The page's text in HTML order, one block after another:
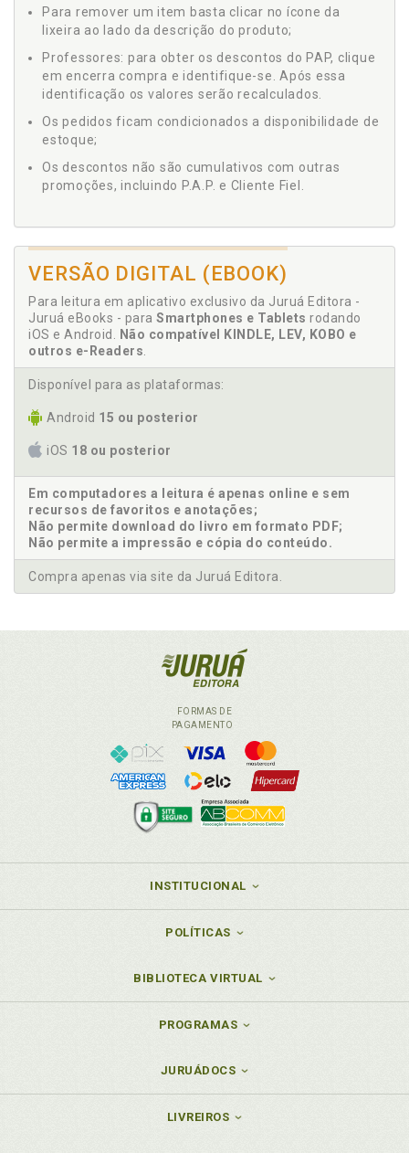
Para remover um item basta clicar no ícone da
lixeira ao lado da descrição do produto;
Professores: para obter os descontos do PAP, clique
em encerra compra e identifique-se. Após essa
identificação os valores serão recalculados.
Os pedidos ficam condicionados a disponibilidade de
estoque;
Os descontos não são cumulativos com outras
promoções, incluindo P.A.P. e Cliente Fiel.
VERSÃO DIGITAL (EBOOK)
Para leitura em aplicativo exclusivo da Juruá Editora -
Juruá eBooks - para Smartphones e Tablets rodando
iOS e Android.
Não compatível KINDLE, LEV, KOBO e
outros e-Readers
Disponível para as plataformas:
Android 15 ou posterior
iOS 18 ou posterior
Em computadores a leitura é apenas online e sem
recursos de favoritos e anotações;
Não permite download do livro em formato PDF;
Não permite a impressão e cópia do conteúdo.
Compra apenas via site da Juruá Editora.
FORMAS DE
PAGAMENTO
INSTITUCIONAL
POLÍTICAS
BIBLIOTECA VIRTUAL
PROGRAMAS
JURUÁDOCS
LIVREIROS